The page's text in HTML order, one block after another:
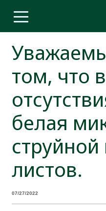
том, что
белая
листов.
07/27/2022